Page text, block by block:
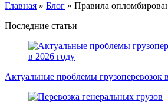
Главная » Блог » Правила
Последние статьи
Актуальные проблемы грузоперевозок